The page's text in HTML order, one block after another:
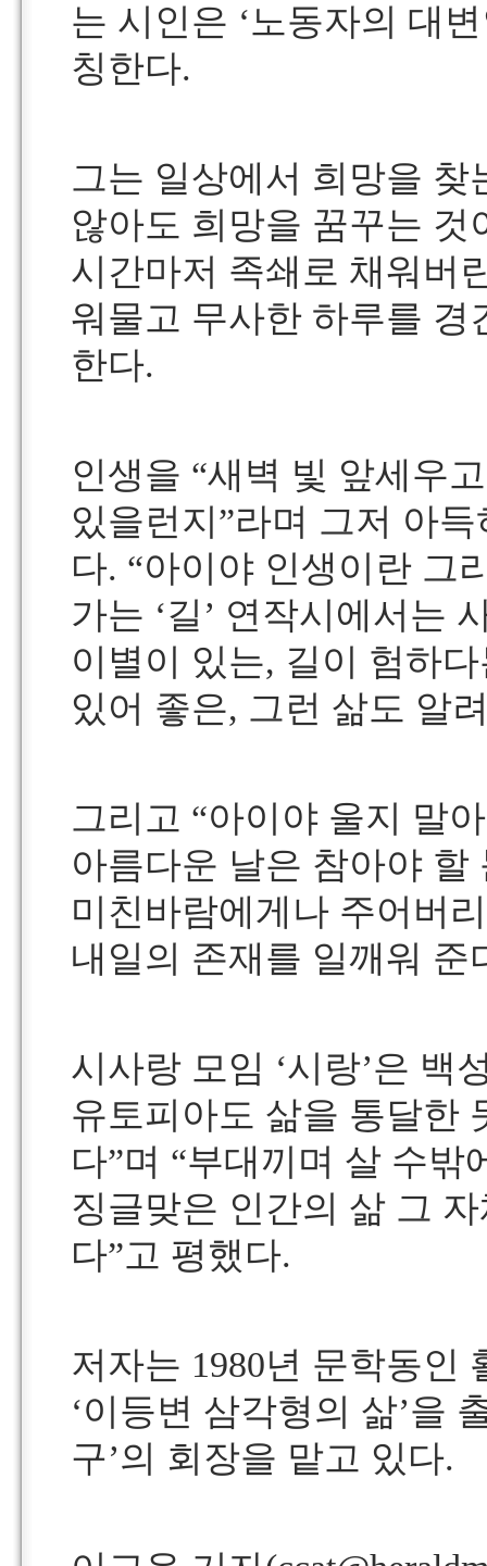
는 시인은 ‘노동자의 대
칭한다.
그는 일상에서 희망을 찾
않아도 희망을 꿈꾸는 것
시간마저 족쇄로 채워버
워물고 무사한 하루를 경
한다.
인생을 “새벽 빛 앞세우
있을런지”라며 그저 아
다. “아이야 인생이란 그
가는 ‘길’ 연작시에서는
이별이 있는, 길이 험하
있어 좋은, 그런 삶도 알
그리고 “아이야 울지 말
아름다운 날은 참아야
미친바람에게나 주어버
내일의 존재를 일깨워 준
시사랑 모임 ‘시랑’은 백
유토피아도 삶을 통달한
다”며 “부대끼며 살 수
징글맞은 인간의 삶 그
다”고 평했다.
저자는 1980년 문학동인
‘이등변 삼각형의 삶’을
구’의 회장을 맡고 있다.